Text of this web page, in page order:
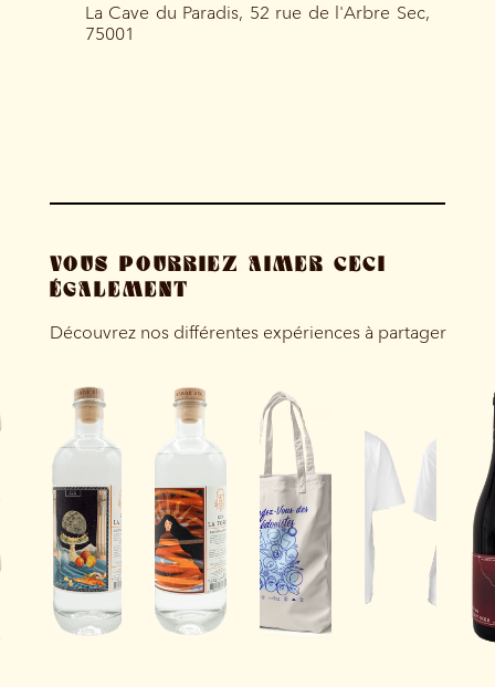
La Cave du Paradis, 52 rue de l'Arbre Sec,
75001
VOUS POURRIEZ AIMER CECI
ÉGALEMENT
Découvrez nos différentes expériences à partager